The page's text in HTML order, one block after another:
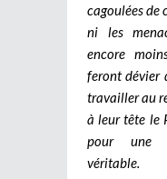
cagoulées de
ni les
encore
feront dévier
travailler au
à leur tête le
pour une
véritable.